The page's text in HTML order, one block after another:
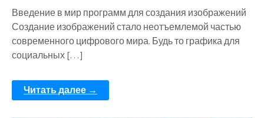
Введение в мир программ для создания изображений
Создание изображений стало неотъемлемой частью
современного цифрового мира. Будь то графика для
социальных […]
Читать далее →